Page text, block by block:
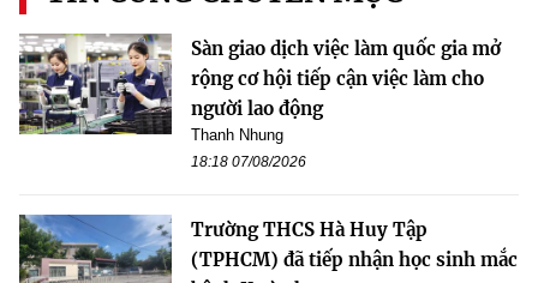
Sàn giao dịch việc làm quốc gia mở
rộng cơ hội tiếp cận việc làm cho
người lao động
Thanh Nhung
18:18 07/08/2026
Trường THCS Hà Huy Tập
(TPHCM) đã tiếp nhận học sinh mắc